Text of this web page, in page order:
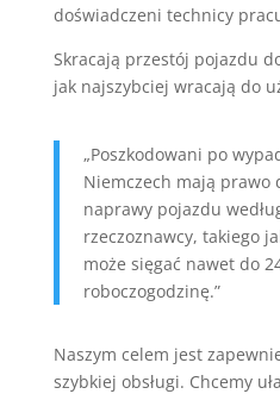
doświadczeni technicy
Skracają przestój pojazdu
jak najszybciej wracają do
„Poszkodowani po
Niemczech mają prawo
naprawy pojazdu
rzeczoznawcy, takiego
może sięgać nawet do
roboczogodzinę.”
Naszym celem jest
szybkiej obsługi. Chcemy